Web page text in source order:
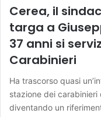
Cerea, il
targa a
37 anni si
Carabinieri
Ha trascorso quasi
stazione dei carabinieri
diventando un